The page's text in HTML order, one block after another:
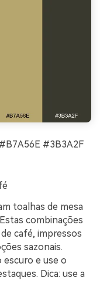
#3B3A2F
toalhas de mesa
combinações
café, impressos
sazonais.
e use o
Dica: use a